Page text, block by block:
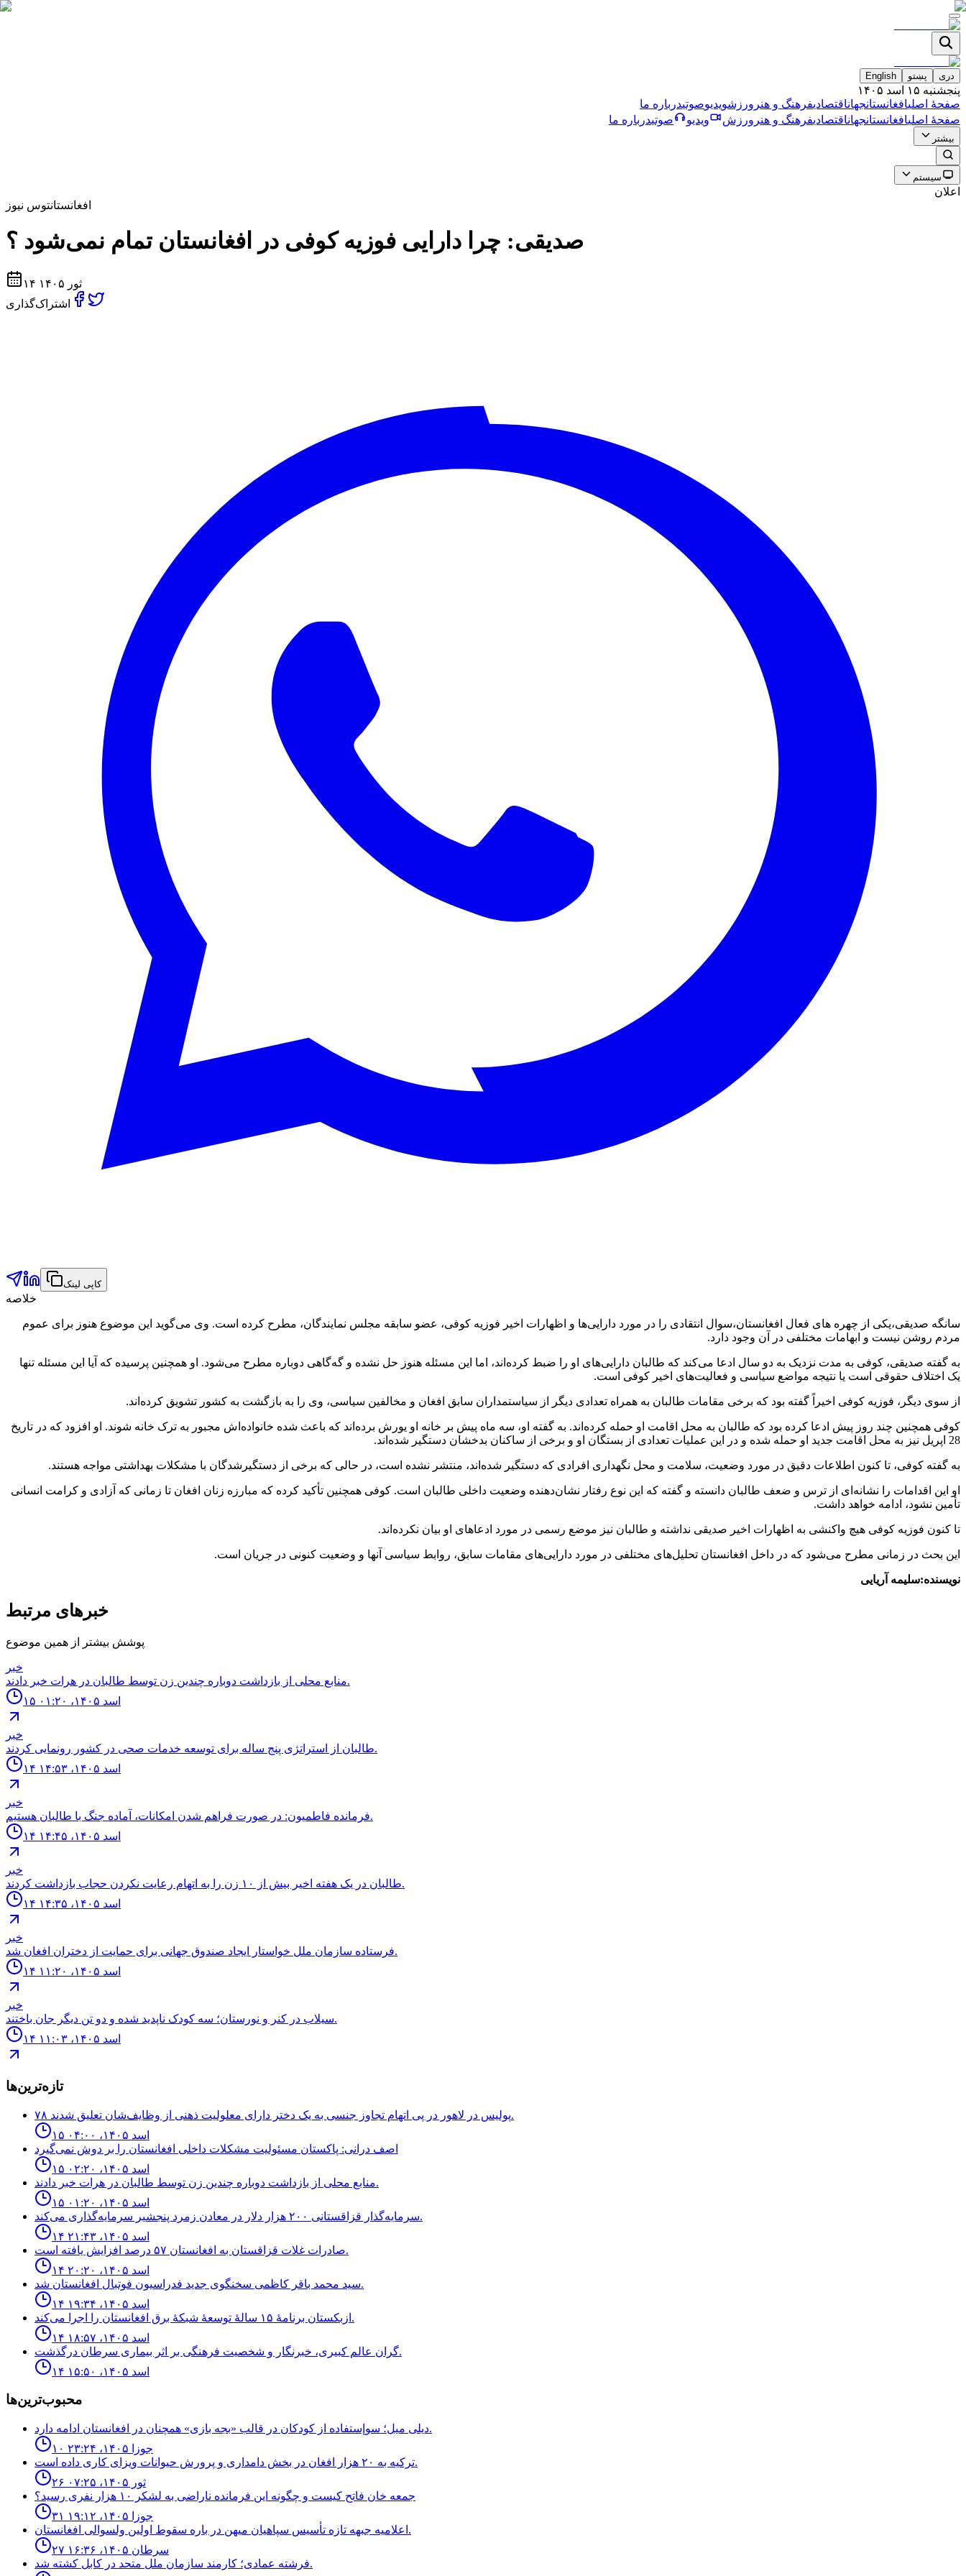
دری پښتو English
پنجشنبه ۱۵ اسد ۱۴۰۵
صفحۀ اصلیافغانستانجهاناقتصادیفرهنگ و هنر ورزشویدیوصوتیدرباره ما
صفحۀ اصلیافغانستانجهاناقتصادیفرهنگ و هنر ورزش ویدیو صوتیدرباره ما
بیشتر
سیستم
اعلان
افغانستانتوس نیوز
صدیقی: چرا دارایی فوزیه کوفی در افغانستان تمام نمی‌شود ؟
۱۴ ثور ۱۴۰۵
اشتراک‌گذاری
کاپی لینک
خلاصه
سانگه صدیقی،یکی از چهره های فعال افغانستان،سوال انتقادی را در مورد دارایی‌ها و اظهارات اخیر فوزیه کوفی، عضو سابقه مجلس نمایندگان، مطرح کرده است. وی می‌گوید این موضوع هنوز برای عموم
مردم روشن نیست و ابهامات مختلفی در آن وجود دارد.
به گفته صدیقی، کوفی به مدت نزدیک به دو سال ادعا می‌کند که طالبان دارایی‌های او را ضبط کرده‌اند، اما این مسئله هنوز حل نشده و گه‌گاهی دوباره مطرح می‌شود. او همچنین پرسیده که آیا این مسئله تنها
یک اختلاف حقوقی است یا نتیجه مواضع سیاسی و فعالیت‌های اخیر کوفی است.
از سوی دیگر، فوزیه کوفی اخیراً گفته بود که برخی مقامات طالبان به همراه تعدادی دیگر از سیاستمداران سابق افغان و مخالفین سیاسی، وی را به بازگشت به کشور تشویق کرده‌اند.
کوفی همچنین چند روز پیش ادعا کرده بود که طالبان به محل اقامت او حمله کرده‌اند. به گفته او، سه ماه پیش بر خانه او یورش برده‌اند که باعث شده خانواده‌اش مجبور به ترک خانه شوند. او افزود که در تاریخ
28 اپریل نیز به محل اقامت جدید او حمله شده و در این عملیات تعدادی از بستگان او و برخی از ساکنان بدخشان دستگیر شده‌اند.
به گفته کوفی، تا کنون اطلاعات دقیق در مورد وضعیت، سلامت و محل نگهداری افرادی که دستگیر شده‌اند، منتشر نشده است، در حالی که برخی از دستگیرشدگان با مشکلات بهداشتی مواجه هستند.
او این اقدامات را نشانه‌ای از ترس و ضعف طالبان دانسته و گفته که این نوع رفتار نشان‌دهنده وضعیت داخلی طالبان است. کوفی همچنین تأکید کرده که مبارزه زنان افغان تا زمانی که آزادی و کرامت انسانی
تأمین نشود، ادامه خواهد داشت.
تا کنون فوزیه کوفی هیچ واکنشی به اظهارات اخیر صدیقی نداشته و طالبان نیز موضع رسمی در مورد ادعاهای او بیان نکرده‌اند.
این بحث در زمانی مطرح می‌شود که در داخل افغانستان تحلیل‌های مختلفی در مورد دارایی‌های مقامات سابق، روابط سیاسی آنها و وضعیت کنونی در جریان است.
نویسنده:سلیمه آریایی
خبرهای مرتبط
پوشش بیشتر از همین موضوع
خبر
منابع محلى از بازداشت دوباره چندين زن توسط طالبان در هرات خبر دادند.
۱۵ اسد ۱۴۰۵، ۰۱:۲۰
خبر
طالبان از استراتژى پنج ساله براى توسعه خدمات صحى در كشور رونمايى كردند.
۱۴ اسد ۱۴۰۵، ۱۴:۵۳
خبر
فرمانده فاطميون: در صورت فراهم شدن امكانات، آماده جنگ با طالبان هستيم.
۱۴ اسد ۱۴۰۵، ۱۴:۴۵
خبر
طالبان در یک هفته اخير بيش از ١٠ زن را به اتهام رعايت نكردن حجاب بازداشت كردند.
۱۴ اسد ۱۴۰۵، ۱۴:۳۵
خبر
فرستاده سازمان ملل خواستار ايجاد صندوق جهانى براى حمايت از دختران افغان شد.
۱۴ اسد ۱۴۰۵، ۱۱:۲۰
خبر
سيلاب در كنر و نورستان؛ سه كودک ناپديد شده و دو تن ديگر جان باختند.
۱۴ اسد ۱۴۰۵، ۱۱:۰۳
تازه‌ترین‌ها
۷۸ پولیس در لاهور در پی اتهام تجاوز جنسی به یک دختر دارای معلولیت ذهنی از وظایف‌شان تعلیق شدند.
۱۵ اسد ۱۴۰۵، ۰۴:۰۰
اصف درانی: پاکستان مسئولیت مشکلات داخلی افغانستان را بر دوش نمی‌گیرد
۱۵ اسد ۱۴۰۵، ۰۲:۲۰
منابع محلى از بازداشت دوباره چندين زن توسط طالبان در هرات خبر دادند.
۱۵ اسد ۱۴۰۵، ۰۱:۲۰
سرمایه‌گذار قزاقستانی ۲۰۰ هزار دلار در معادن زمرد پنجشیر سرمایه‌گذاری می‌کند.
۱۴ اسد ۱۴۰۵، ۲۱:۴۳
صادرات غلات قزاقستان به افغانستان ۵۷ درصد افزایش یافته است.
۱۴ اسد ۱۴۰۵، ۲۰:۲۰
سيد محمد باقر كاظمى سخنگوى جديد فدراسيون فوتبال افغانستان شد.
۱۴ اسد ۱۴۰۵، ۱۹:۳۴
ازبکستان برنامهٔ ۱۵ سالهٔ توسعهٔ شبکهٔ برق افغانستان را اجرا می‌کند.
۱۴ اسد ۱۴۰۵، ۱۸:۵۷
گران عالم کبیری، خبرنگار و شخصیت فرهنگی بر اثر بیماری سرطان درگذشت.
۱۴ اسد ۱۴۰۵، ۱۵:۵۰
محبوب‌ترین‌ها
ديلى ميل؛ سوإستفاده از كودكان در قالب «بجه بازى» همچنان در افغانستان ادامه دارد.
۱۰ جوزا ۱۴۰۵، ۲۳:۲۴
ترکیه به ۲۰ هزار افغان در بخش دامداری و پرورش حیوانات ویزای کاری داده است.
۲۶ ثور ۱۴۰۵، ۰۷:۲۵
جمعه خان فاتح كيست و چگونه اين فرمانده ناراضى به لشكر ١٠ هزار نفرى رسيد؟
۳۱ جوزا ۱۴۰۵، ۱۹:۱۲
اعلاميه جبهه تازه تأسيس سپاهيان ميهن در باره سقوط اولين ولسوالى افغانستان.
۲۷ سرطان ۱۴۰۵، ۱۶:۳۶
فرشته عمادى؛ كارمند سازمان ملل متحد در كابل كشته شد.